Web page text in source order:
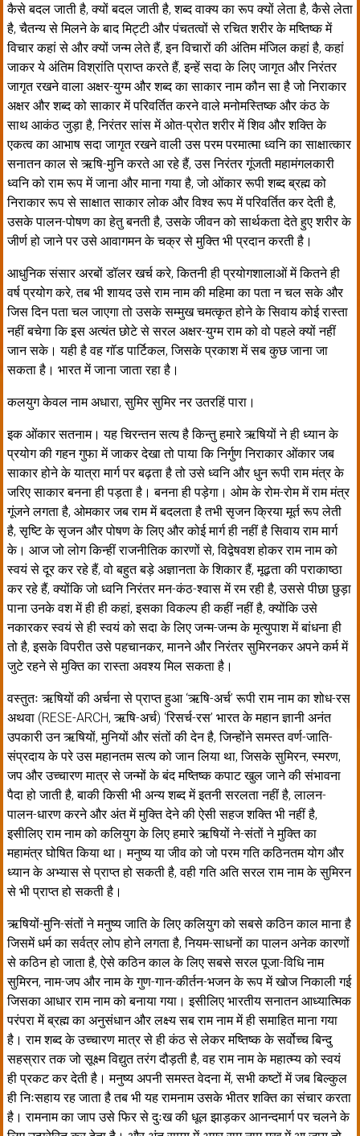
कैसे बदल जाती है, क्यों बदल जाती है, शब्द वाक्य का रूप क्यों लेता है, कैसे लेता
है, चैतन्य से मिलने के बाद मिट्टी और पंचतत्वों से रचित शरीर के मष्तिष्क में
विचार कहां से और क्यों जन्म लेते हैं, इन विचारों की अंतिम मंजिल कहां है, कहां
जाकर ये अंतिम विश्रांति प्राप्त करते हैं, इन्हें सदा के लिए जागृत और निरंतर
जागृत रखने वाला अक्षर-युग्म और शब्द का साकार नाम कौन सा है जो निराकार
अक्षर और शब्द को साकार में परिवर्तित करने वाले मनोमस्तिष्क और कंठ के
साथ आकंठ जुड़ा है, निरंतर सांस में ओत-प्रोत शरीर में शिव और शक्ति के
एकत्व का आभाष सदा जागृत रखने वाली उस परम परमात्मा ध्वनि का साक्षात्कार
सनातन काल से ऋषि-मुनि करते आ रहे हैं, उस निरंतर गूंजती महामंगलकारी
ध्वनि को राम रूप में जाना और माना गया है, जो ओंकार रूपी शब्द ब्रह्म को
निराकार रूप से साक्षात साकार लोक और विश्व रूप में परिवर्तित कर देती है,
उसके पालन-पोषण का हेतु बनती है, उसके जीवन को सार्थकता देते हुए शरीर के
जीर्ण हो जाने पर उसे आवागमन के चक्र से मुक्ति भी प्रदान करती है।
आधुनिक संसार अरबों डॉलर खर्च करे, कितनी ही प्रयोगशालाओं में कितने ही
वर्ष प्रयोग करे, तब भी शायद उसे राम नाम की महिमा का पता न चल सके और
जिस दिन पता चल जाएगा तो उसके सम्मुख चमत्कृत होने के सिवाय कोई रास्ता
नहीं बचेगा कि इस अत्यंत छोटे से सरल अक्षर-युग्म राम को वो पहले क्यों नहीं
जान सके। यही है वह गॉड पार्टिकल, जिसके प्रकाश में सब कुछ जाना जा
सकता है। भारत में जाना जाता रहा है।
कलयुग केवल नाम अधारा, सुमिर सुमिर नर उतरहिं पारा।
इक ओंकार सतनाम। यह चिरन्तन सत्य है किन्तु हमारे ऋषियों ने ही ध्यान के
प्रयोग की गहन गुफा में जाकर देखा तो पाया कि निर्गुण निराकार ओंकार जब
साकार होने के यात्रा मार्ग पर बढ़ता है तो उसे ध्वनि और धुन रूपी राम मंत्र के
जरिए साकार बनना ही पड़ता है। बनना ही पड़ेगा। ओम के रोम-रोम में राम मंत्र
गूंजने लगता है, ओमकार जब राम में बदलता है तभी सृजन क्रिया मूर्त रूप लेती
है, सृष्टि के सृजन और पोषण के लिए और कोई मार्ग ही नहीं है सिवाय राम मार्ग
के। आज जो लोग किन्हीं राजनीतिक कारणों से, विद्वेषवश होकर राम नाम को
स्वयं से दूर कर रहे हैं, वो बहुत बड़े अज्ञानता के शिकार हैं, मूढ़ता की पराकाष्ठा
कर रहे हैं, क्योंकि जो ध्वनि निरंतर मन-कंठ-श्वास में रम रही है, उससे पीछा छुड़ा
पाना उनके वश में ही ही कहां, इसका विकल्प ही कहीं नहीं है, क्योंकि उसे
नकारकर स्वयं से ही स्वयं को सदा के लिए जन्म-जन्म के मृत्युपाश में बांधना ही
तो है, इसके विपरीत उसे पहचानकर, मानने और निरंतर सुमिरनकर अपने कर्म में
जुटे रहने से मुक्ति का रास्ता अवश्य मिल सकता है।
वस्तुतः ऋषियों की अर्चना से प्राप्त हुआ ‘ऋषि-अर्च’ रूपी राम नाम का शोध-रस
अथवा (RESE-ARCH, ऋषि-अर्च) ‘रिसर्च-रस’ भारत के महान ज्ञानी अनंत
उपकारी उन ऋषियों, मुनियों और संतों की देन है, जिन्होंने समस्त वर्ण-जाति-
संप्रदाय के परे उस महानतम सत्य को जान लिया था, जिसके सुमिरन, स्मरण,
जप और उच्चारण मात्र से जन्मों के बंद मष्तिष्क कपाट खुल जाने की संभावना
पैदा हो जाती है, बाकी किसी भी अन्य शब्द में इतनी सरलता नहीं है, लालन-
पालन-धारण करने और अंत में मुक्ति देने की ऐसी सहज शक्ति भी नहीं है,
इसीलिए राम नाम को कलियुग के लिए हमारे ऋषियों ने-संतों ने मुक्ति का
महामंत्र घोषित किया था। मनुष्य या जीव को जो परम गति कठिनतम योग और
ध्यान के अभ्यास से प्राप्त हो सकती है, वही गति अति सरल राम नाम के सुमिरन
से भी प्राप्त हो सकती है।
ऋषियों-मुनि-संतों ने मनुष्य जाति के लिए कलियुग को सबसे कठिन काल माना है
जिसमें धर्म का सर्वत्र लोप होने लगता है, नियम-साधनों का पालन अनेक कारणों
से कठिन हो जाता है, ऐसे कठिन काल के लिए सबसे सरल पूजा-विधि नाम
सुमिरन, नाम-जप और नाम के गुण-गान-कीर्तन-भजन के रूप में खोज निकाली गई
जिसका आधार राम नाम को बनाया गया। इसीलिए भारतीय सनातन आध्यात्मिक
परंपरा में ब्रह्म का अनुसंधान और लक्ष्य सब राम नाम में ही समाहित माना गया
है। राम शब्द के उच्चारण मात्र से ही कंठ से लेकर मष्तिष्क के सर्वोच्च बिन्दु
सहस्रार तक जो सूक्ष्म विद्युत तरंग दौड़ती है, वह राम नाम के महात्म्य को स्वयं
ही प्रकट कर देती है। मनुष्य अपनी समस्त वेदना में, सभी कष्टों में जब बिल्कुल
ही निःसहाय रह जाता है तब भी यह रामनाम उसके भीतर शक्ति का संचार करता
है। रामनाम का जाप उसे फिर से दुःख की धूल झाड़कर आनन्दमार्ग पर चलने के